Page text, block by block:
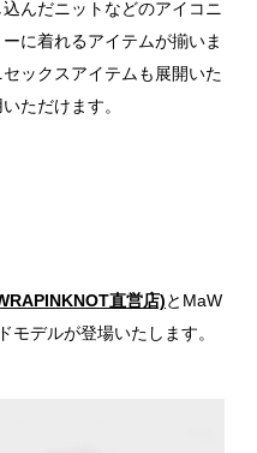
んだニットなどのアイコニ
に着れるアイテムが揃いま
ックスアイテムも展開いた
ただけます。
直営店)とMaW
モデルが登場いたします。